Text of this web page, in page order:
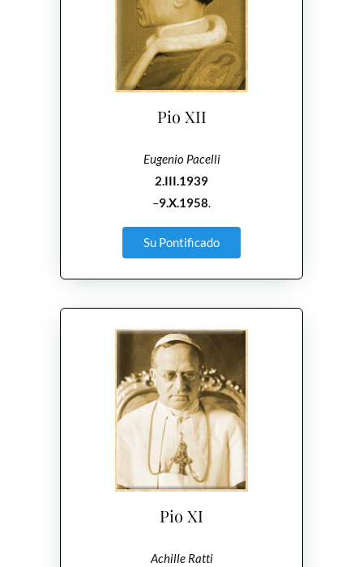
Pio XII
Eugenio Pacelli
2.III.1939
–9.X.1958
Su Pontificado
Pio XI
Achille Ratti